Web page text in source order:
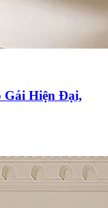
Gái Hiện Đại,